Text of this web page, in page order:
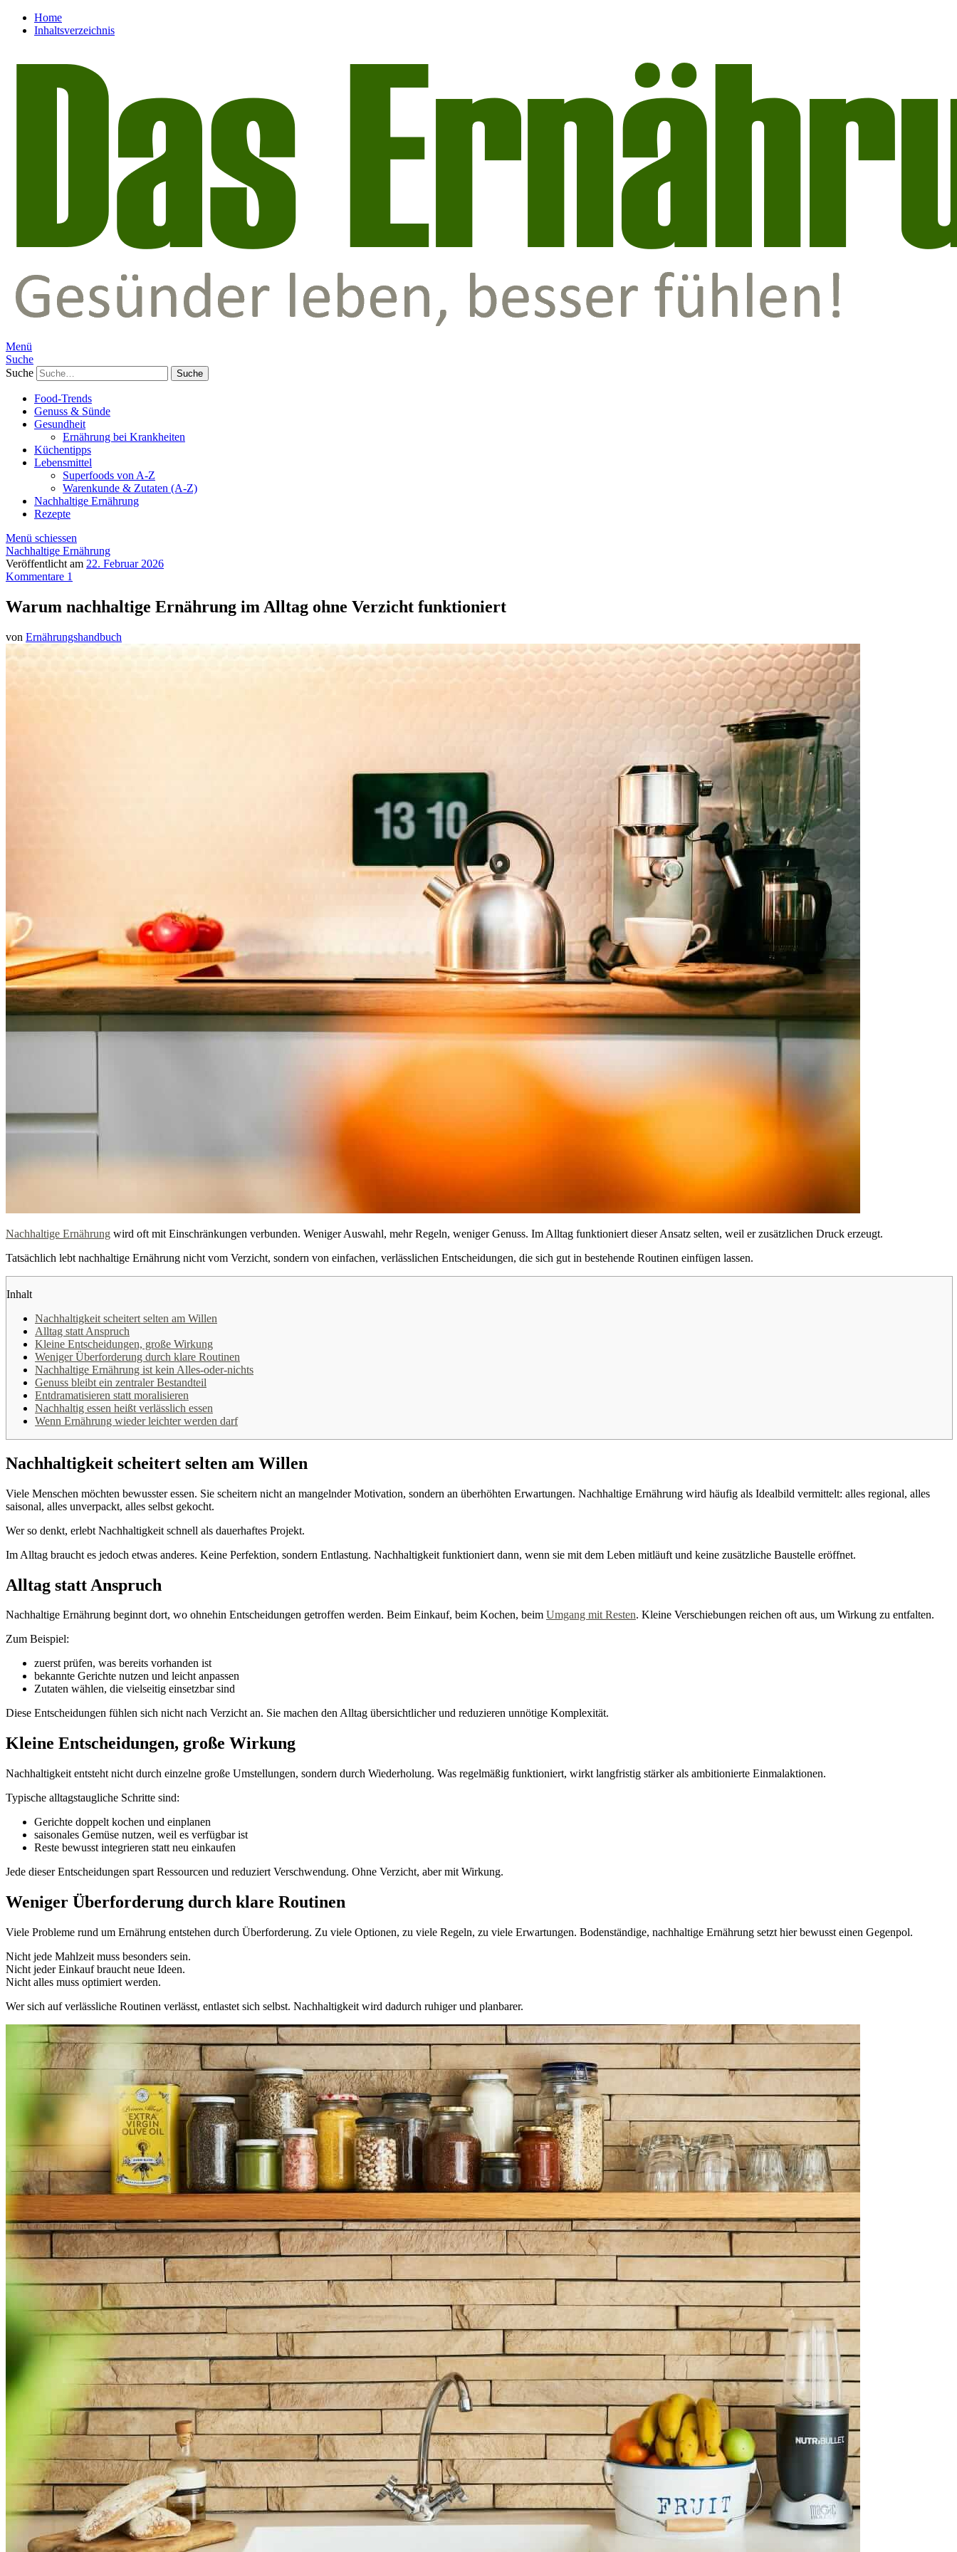
Home
Inhaltsverzeichnis
Menü
Suche
Suche
Food-Trends
Genuss & Sünde
Gesundheit
Ernährung bei Krankheiten
Küchentipps
Lebensmittel
Superfoods von A-Z
Warenkunde & Zutaten (A-Z)
Nachhaltige Ernährung
Rezepte
Menü schiessen
Nachhaltige Ernährung
Veröffentlicht am 22. Februar 2026
Kommentare 1
Warum nachhaltige Ernährung im Alltag ohne Verzicht funktioniert
von Ernährungshandbuch
Nachhaltige Ernährung wird oft mit Einschränkungen verbunden. Weniger Auswahl, mehr Regeln, weniger Genuss. Im Alltag funktioniert dieser Ansatz selten, weil er zusätzlichen Druck erzeugt.
Tatsächlich lebt nachhaltige Ernährung nicht vom Verzicht, sondern von einfachen, verlässlichen Entscheidungen, die sich gut in bestehende Routinen einfügen lassen.
Inhalt
Nachhaltigkeit scheitert selten am Willen
Alltag statt Anspruch
Kleine Entscheidungen, große Wirkung
Weniger Überforderung durch klare Routinen
Nachhaltige Ernährung ist kein Alles-oder-nichts
Genuss bleibt ein zentraler Bestandteil
Entdramatisieren statt moralisieren
Nachhaltig essen heißt verlässlich essen
Wenn Ernährung wieder leichter werden darf
Nachhaltigkeit scheitert selten am Willen
Viele Menschen möchten bewusster essen. Sie scheitern nicht an mangelnder Motivation, sondern an überhöhten Erwartungen. Nachhaltige Ernährung wird häufig als Idealbild vermittelt: alles regional, alles
saisonal, alles unverpackt, alles selbst gekocht.
Wer so denkt, erlebt Nachhaltigkeit schnell als dauerhaftes Projekt.
Im Alltag braucht es jedoch etwas anderes. Keine Perfektion, sondern Entlastung. Nachhaltigkeit funktioniert dann, wenn sie mit dem Leben mitläuft und keine zusätzliche Baustelle eröffnet.
Alltag statt Anspruch
Nachhaltige Ernährung beginnt dort, wo ohnehin Entscheidungen getroffen werden. Beim Einkauf, beim Kochen, beim Umgang mit Resten. Kleine Verschiebungen reichen oft aus, um Wirkung zu entfalten.
Zum Beispiel:
zuerst prüfen, was bereits vorhanden ist
bekannte Gerichte nutzen und leicht anpassen
Zutaten wählen, die vielseitig einsetzbar sind
Diese Entscheidungen fühlen sich nicht nach Verzicht an. Sie machen den Alltag übersichtlicher und reduzieren unnötige Komplexität.
Kleine Entscheidungen, große Wirkung
Nachhaltigkeit entsteht nicht durch einzelne große Umstellungen, sondern durch Wiederholung. Was regelmäßig funktioniert, wirkt langfristig stärker als ambitionierte Einmalaktionen.
Typische alltagstaugliche Schritte sind:
Gerichte doppelt kochen und einplanen
saisonales Gemüse nutzen, weil es verfügbar ist
Reste bewusst integrieren statt neu einkaufen
Jede dieser Entscheidungen spart Ressourcen und reduziert Verschwendung. Ohne Verzicht, aber mit Wirkung.
Weniger Überforderung durch klare Routinen
Viele Probleme rund um Ernährung entstehen durch Überforderung. Zu viele Optionen, zu viele Regeln, zu viele Erwartungen. Bodenständige, nachhaltige Ernährung setzt hier bewusst einen Gegenpol.
Nicht jede Mahlzeit muss besonders sein.
Nicht jeder Einkauf braucht neue Ideen.
Nicht alles muss optimiert werden.
Wer sich auf verlässliche Routinen verlässt, entlastet sich selbst. Nachhaltigkeit wird dadurch ruhiger und planbarer.